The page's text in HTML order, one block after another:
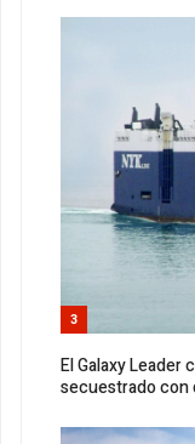
3
El Galaxy Leader
secuestrado con